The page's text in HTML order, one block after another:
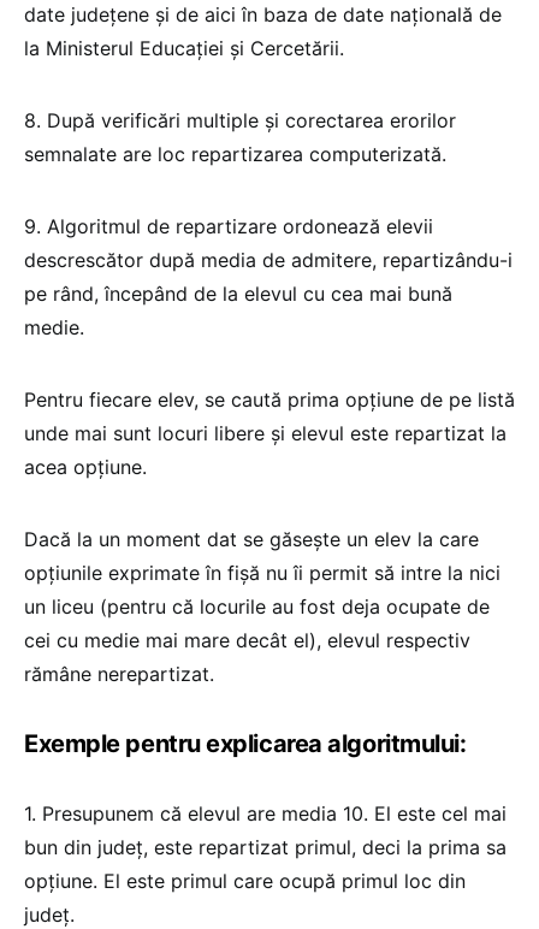
date judeţene şi de aici în baza de date naţională de
la Ministerul Educaţiei și Cercetării.
8. După verificări multiple şi corectarea erorilor
semnalate are loc repartizarea computerizată.
9. Algoritmul de repartizare ordonează elevii
descrescător după media de admitere, repartizându-i
pe rând, începând de la elevul cu cea mai bună
medie.
Pentru fiecare elev, se caută prima opţiune de pe listă
unde mai sunt locuri libere şi elevul este repartizat la
acea opţiune.
Dacă la un moment dat se găseşte un elev la care
opţiunile exprimate în fişă nu îi permit să intre la nici
un liceu (pentru că locurile au fost deja ocupate de
cei cu medie mai mare decât el), elevul respectiv
rămâne nerepartizat.
Exemple pentru explicarea algoritmului:
1. Presupunem că elevul are media 10. El este cel mai
bun din judeţ, este repartizat primul, deci la prima sa
opţiune. El este primul care ocupă primul loc din
judeţ.